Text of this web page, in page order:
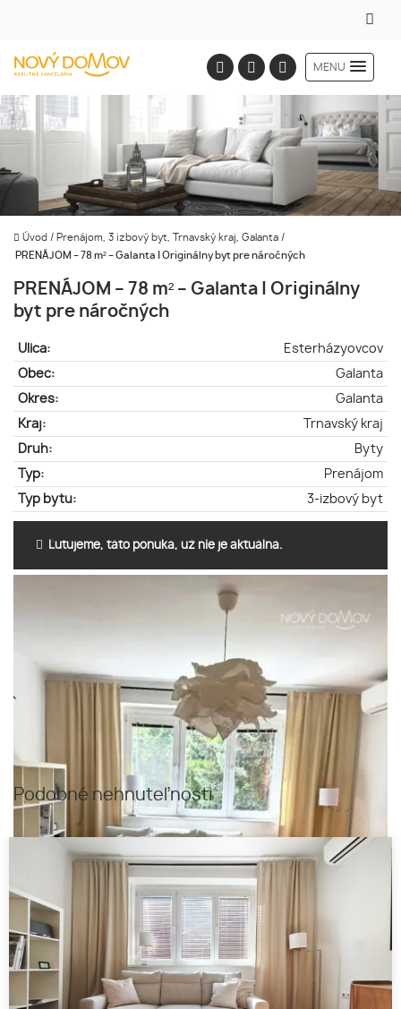
MENU
Úvod / Prenájom, 3 izbový byt, Trnavský kraj, Galanta /
PRENÁJOM – 78 m² – Galanta | Originálny byt pre náročných
PRENÁJOM – 78 m² – Galanta | Originálny
byt pre náročných
Ulica:
Esterházyovcov
Obec:
Galanta
Okres:
Galanta
Kraj:
Trnavský kraj
Druh:
Byty
Typ:
Prenájom
Typ bytu:
3-izbový byt
Ľutujeme, táto ponuka, už nie je aktuálna.
Podobné nehnuteľnosti